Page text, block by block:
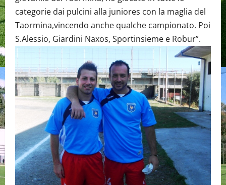
categorie dai pulcini alla juniores con la maglia del
Taormina,vincendo anche qualche campionato. Poi
S.Alessio, Giardini Naxos, Sportinsieme e Robur”.